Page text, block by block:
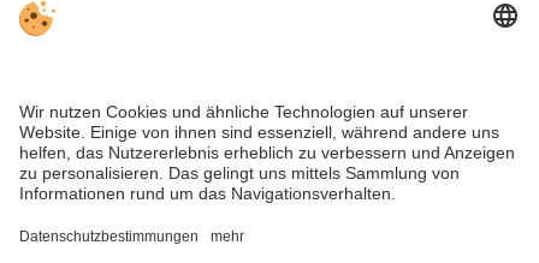
Innerhalb derletzten 7 Tagevor Anreise:90
% des Reisepreisesals Stornogebühr.
Bei früherer Abreise, verspäteter Anreise
Arrangements